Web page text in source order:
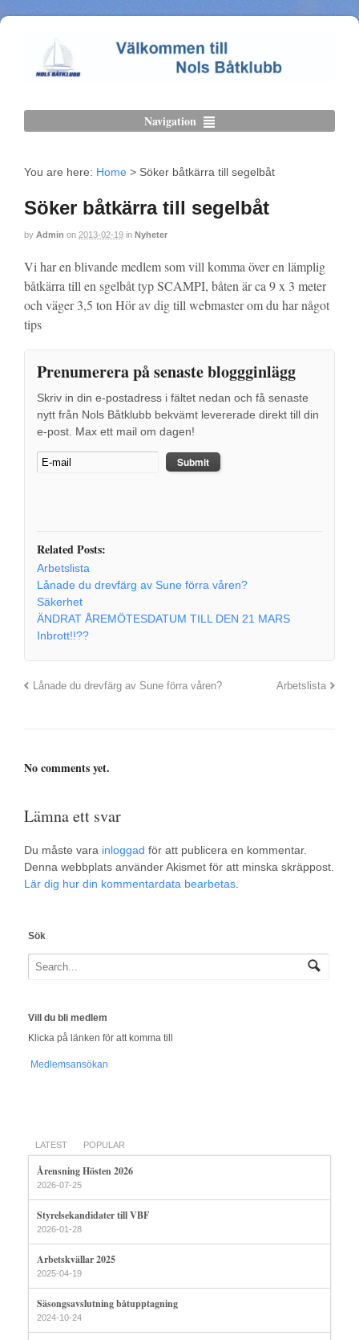
Navigation
You are here: Home > Söker båtkärra till segelbåt
Söker båtkärra till segelbåt
by Admin on 2013-02-19 in Nyheter
Vi har en blivande medlem som vill komma över en lämplig
båtkärra till en sgelbåt typ SCAMPI, båten är ca 9 x 3 meter
och väger 3,5 ton Hör av dig till webmaster om du har något
tips
Prenumerera på senaste bloggginlägg
Skriv in din e-postadress i fältet nedan och få senaste
nytt från Nols Båtklubb bekvämt levererade direkt till din
e-post. Max ett mail om dagen!
Related Posts:
Arbetslista
Lånade du drevfärg av Sune förra våren?
Säkerhet
ÄNDRAT ÅREMÖTESDATUM TILL DEN 21 MARS
Inbrott!!??
Lånade du drevfärg av Sune förra våren? Arbetslista
No comments yet.
Lämna ett svar
Du måste vara inloggad för att publicera en kommentar.
Denna webbplats använder Akismet för att minska skräppost.
Lär dig hur din kommentardata bearbetas
Sök
Vill du bli medlem
Klicka på länken för att komma till
Medlemsansökan
LATEST POPULAR
Årensning Hösten 2026
2026-07-25
Styrelsekandidater till VBF
2026-01-28
Arbetskvällar 2025
2025-04-19
Säsongsavslutning båtupptagning
2024-10-24